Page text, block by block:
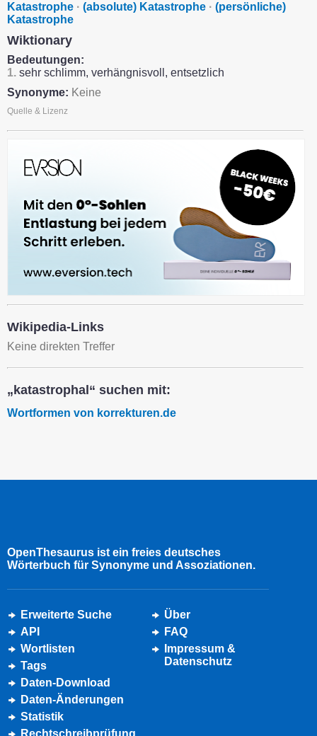
Katastrophe · (absolute) Katastrophe · (persönliche)
Katastrophe
Wiktionary
Bedeutungen:
1. sehr schlimm, verhängnisvoll, entsetzlich
Synonyme: Keine
Quelle & Lizenz
Wikipedia-Links
Keine direkten Treffer
„katastrophal“ suchen mit:
Wortformen von korrekturen.de
OpenThesaurus ist ein freies deutsches
Wörterbuch für Synonyme und Assoziationen.
Erweiterte Suche
API
Wortlisten
Tags
Daten-Download
Daten-Änderungen
Statistik
Rechtschreibprüfung
Über
FAQ
Impressum &
Datenschutz